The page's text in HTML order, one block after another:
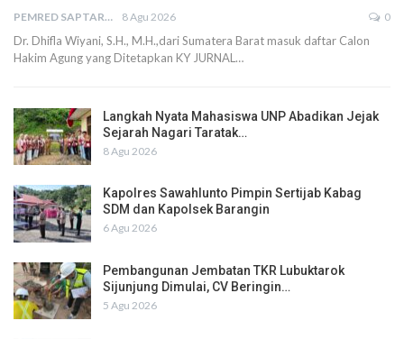
PEMRED SAPTARIUS 8 Agu 2026 0
Dr. Dhifla Wiyani, S.H., M.H.,dari Sumatera Barat masuk daftar Calon
Hakim Agung yang Ditetapkan KY JURNAL…
Langkah Nyata Mahasiswa UNP Abadikan Jejak
Sejarah Nagari Taratak…
8 Agu 2026
Kapolres Sawahlunto Pimpin Sertijab Kabag
SDM dan Kapolsek Barangin
6 Agu 2026
Pembangunan Jembatan TKR Lubuktarok
Sijunjung Dimulai, CV Beringin…
5 Agu 2026